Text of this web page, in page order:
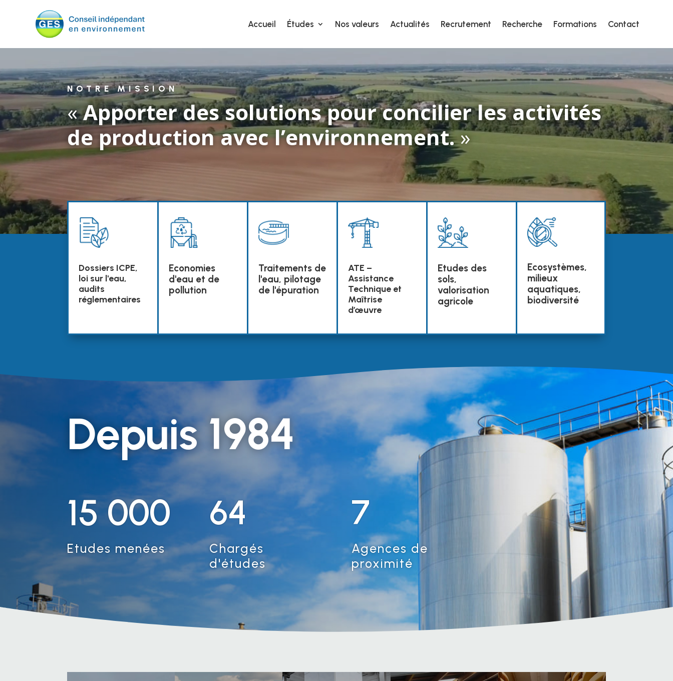
Accueil Études Nos valeurs Actualités Recrutement Recherche Formations Contact
Accueil Études Nos valeurs Actualités Recrutement Recherche Formations Contact
Lecteur
NOTRE MISSION
«Apporter des solutions pour concilier les activités
de production avec l’environnement.»
Dossiers ICPE,
loi sur l'eau,
audits
réglementaires
Economies
d'eau et de
pollution
Traitements de
l'eau, pilotage
de l'épuration
ATE –
Assistance
Technique et
Maîtrise
d’œuvre
Etudes des
sols,
valorisation
agricole
Ecosystèmes,
milieux
aquatiques,
biodiversité
Depuis 1984
15 000
Etudes menées
64
Chargés
d'études
7
Agences de
proximité